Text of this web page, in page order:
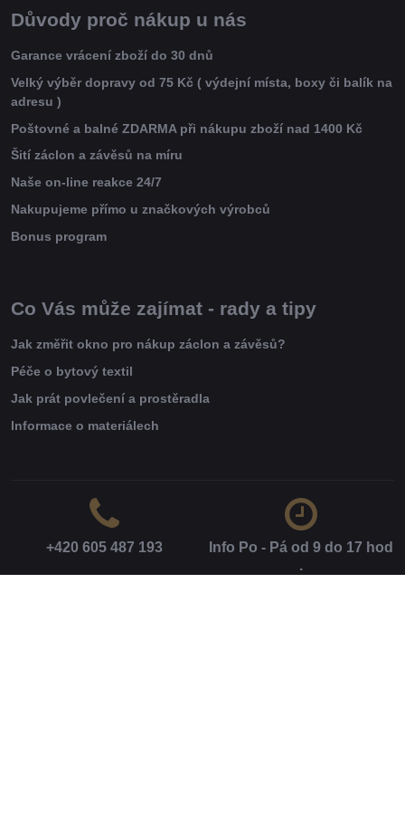
Důvody proč nákup u nás
Garance vrácení zboží do 30 dnů
Velký výběr dopravy od 75 Kč ( výdejní místa, boxy či balík na
adresu )
Poštovné a balné ZDARMA při nákupu zboží nad 1400 Kč
Šití záclon a závěsů na míru
Naše on-line reakce 24/7
Nakupujeme přímo u značkových výrobců
Bonus program
Co Vás může zajímat - rady a tipy
Jak změřit okno pro nákup záclon a závěsů?
Péče o bytový textil
Jak prát povlečení a prostěradla
Informace o materiálech
+420 605 487 193
Info Po - Pá od 9 do 17 hod​
.